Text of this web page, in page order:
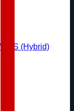
RS (Hybrid)